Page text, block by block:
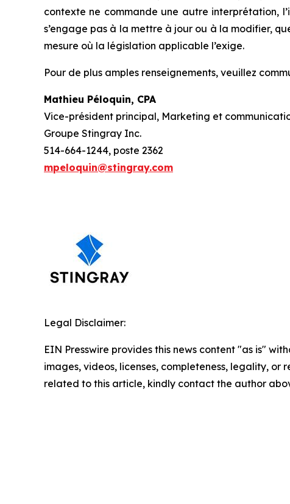
contexte ne commande une autre interprétation,
s’engage pas à la mettre à jour ou à la modifier,
mesure où la législation applicable l’exige.
Pour de plus amples renseignements, veuillez
Mathieu Péloquin, CPA
Vice-président principal, Marketing et
Groupe Stingray Inc.
514-664-1244, poste 2362
mpeloquin@stingray.com
Legal Disclaimer:
EIN Presswire provides this news content "as is"
images, videos, licenses, completeness, legality,
related to this article, kindly contact the author